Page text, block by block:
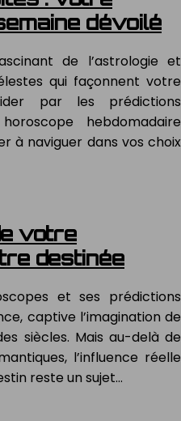
dévoilé
de l’astrologie et
qui façonnent votre
par les prédictions
hebdomadaire
à naviguer dans vos choix
votre
destinée
et ses prédictions
captive l’imagination de
siècles. Mais au-delà de
l’influence réelle
reste un sujet…